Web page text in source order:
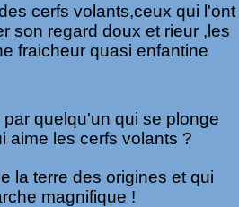
cerfs volants,ceux qui l'ont
son regard doux et rieur ,les
fraicheur quasi enfantine
quelqu'un qui se plonge
aime les cerfs volants ?
la terre des origines et qui
magnifique !